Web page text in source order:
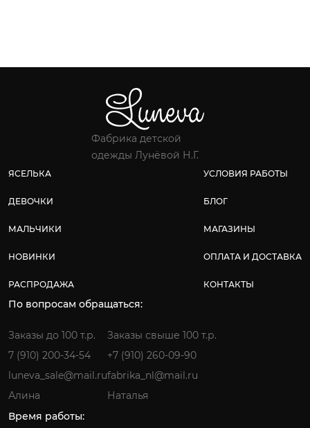
Фабрика детской
одежды Лунёвой Н.Г.
ЯСЕЛЬКА
ДЕВОЧКИ
МАЛЬЧИКИ
НОВИНКИ
РАСПРОДАЖА
УСЛОВИЯ РАБОТЫ
БЛОГ
МАГАЗИНЫ
ОПЛАТА И ДОСТАВКА
КОНТАКТЫ
По вопросам обращаться:
Заказы до 100 т.р.
7 (910) 200-34-54
luneva_sale@mail.ru
Алина
Заказы свыше 100 т.р.
+7 (910) 260-09-90
fabrika_nl@mail.ru
Наталья
Время работы: